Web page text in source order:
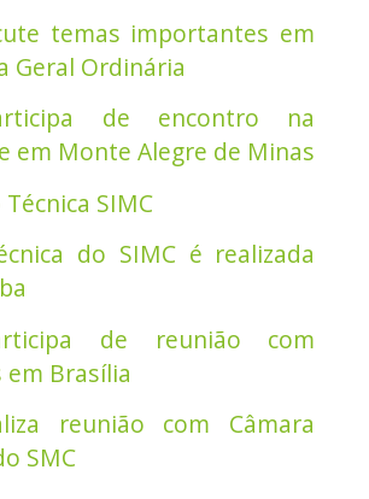
temas importantes em
Geral Ordinária
de encontro na
em Monte Alegre de Minas
SIMC
do SIMC é realizada
de reunião com
Brasília
reunião com Câmara
SMC